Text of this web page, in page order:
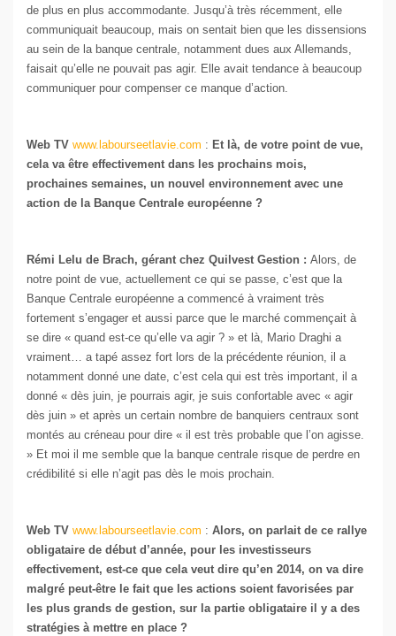
de plus en plus accommodante. Jusqu’à très récemment, elle
communiquait beaucoup, mais on sentait bien que les dissensions
au sein de la banque centrale, notamment dues aux Allemands,
faisait qu’elle ne pouvait pas agir. Elle avait tendance à beaucoup
communiquer pour compenser ce manque d’action.
Web TV www.labourseetlavie.com : Et là, de votre point de vue,
cela va être effectivement dans les prochains mois,
prochaines semaines, un nouvel environnement avec une
action de la Banque Centrale européenne ?
Rémi Lelu de Brach, gérant chez Quilvest Gestion : Alors, de
notre point de vue, actuellement ce qui se passe, c’est que la
Banque Centrale européenne a commencé à vraiment très
fortement s’engager et aussi parce que le marché commençait à
se dire « quand est-ce qu’elle va agir ? » et là, Mario Draghi a
vraiment… a tapé assez fort lors de la précédente réunion, il a
notamment donné une date, c’est cela qui est très important, il a
donné « dès juin, je pourrais agir, je suis confortable avec « agir
dès juin » et après un certain nombre de banquiers centraux sont
montés au créneau pour dire « il est très probable que l’on agisse.
» Et moi il me semble que la banque centrale risque de perdre en
crédibilité si elle n’agit pas dès le mois prochain.
Web TV www.labourseetlavie.com : Alors, on parlait de ce rallye
obligataire de début d’année, pour les investisseurs
effectivement, est-ce que cela veut dire qu’en 2014, on va dire
malgré peut-être le fait que les actions soient favorisées par
les plus grands de gestion, sur la partie obligataire il y a des
stratégies à mettre en place ?